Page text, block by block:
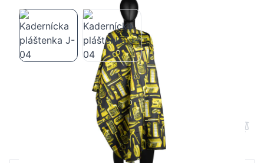
Kadernícka pláštenka J-04
Maloobchodní cena